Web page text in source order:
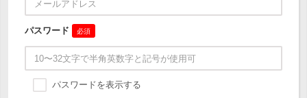
パスワード 必須
パスワードを表示する